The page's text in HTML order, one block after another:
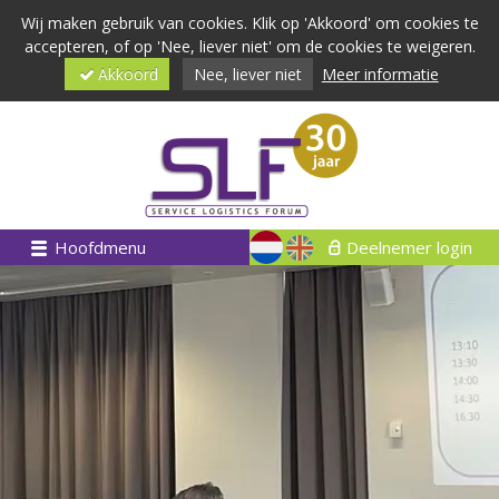
Wij maken gebruik van cookies. Klik op 'Akkoord' om cookies te
accepteren, of op 'Nee, liever niet' om de cookies te weigeren.
Akkoord
Nee, liever niet Meer informatie
Hoofdmenu Deelnemer login